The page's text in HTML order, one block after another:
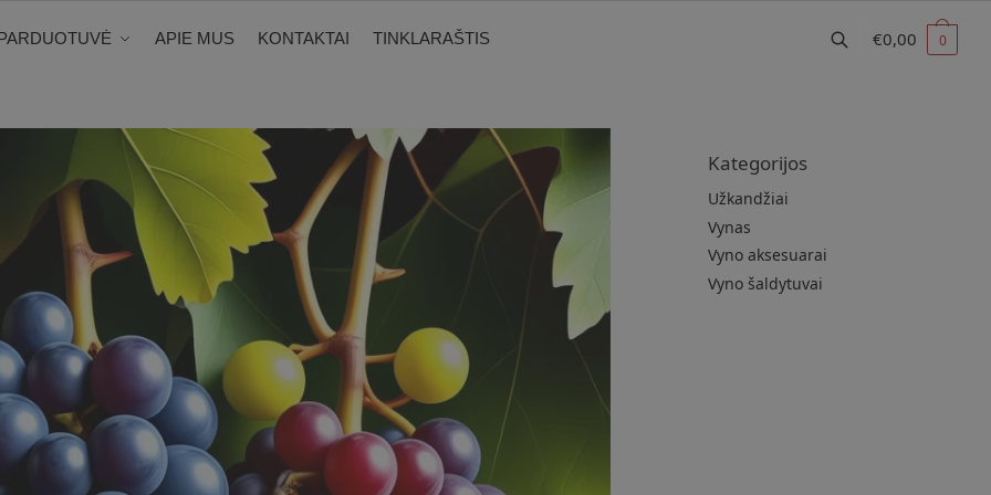
APIE MUS KONTAKTAI TINKLARAŠTIS €0,00 0
Kategorijos
Užkandžiai
Vynas
Vyno aksesuarai
Vyno šaldytuvai